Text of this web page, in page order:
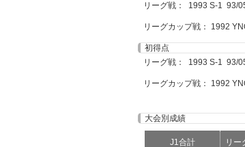
リーグ戦： 1993 S-1 93/
リーグカップ戦： 1992
初得点
リーグ戦： 1993 S-1 93/
リーグカップ戦： 1992
大会別成績
J1合計 リー